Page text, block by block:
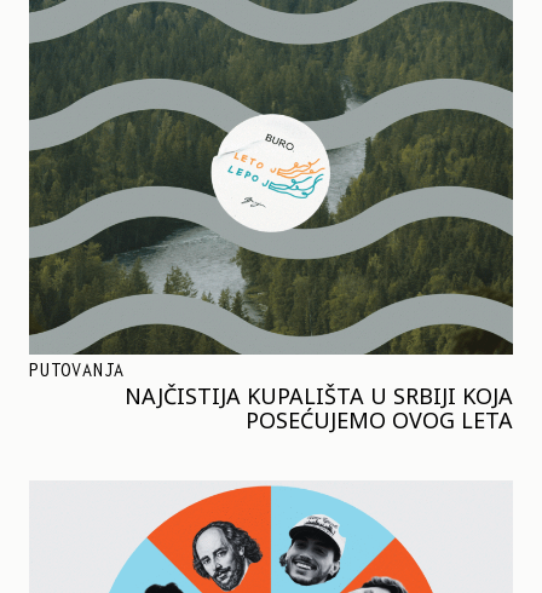
PUTOVANJA
NAJČISTIJA KUPALIŠTA U SRBIJI KOJA
POSEĆUJEMO OVOG LETA